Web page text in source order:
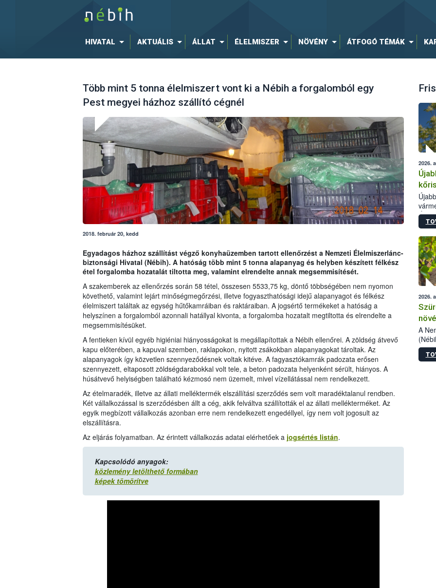
HIVATAL AKTUÁLIS ÁLLAT ÉLELMISZER NÖVÉNY ÁTFOGÓ TÉMÁK
Több mint 5 tonna élelmiszert vont ki a Nébih a forgalomból egy
Pest megyei házhoz szállító cégnél
2018. február 20, kedd
Egyadagos házhoz szállítást végző konyhaüzemben tartott ellenőrzést a Nemzeti Élelmiszerlánc-
biztonsági Hivatal (Nébih). A hatóság több mint 5 tonna alapanyag és helyben készített félkész
étel forgalomba hozatalát tiltotta meg, valamint elrendelte annak megsemmisítését.
A szakemberek az ellenőrzés során 58 tétel, összesen 5533,75 kg, döntő többségében nem nyomon
követhető, valamint lejárt minőségmegőrzési, illetve fogyaszthatósági idejű alapanyagot és félkész
élelmiszert találtak az egység hűtőkamráiban és raktáraiban. A jogsértő termékeket a hatóság a
helyszínen a forgalomból azonnali hatállyal kivonta, a forgalomba hozatalt megtiltotta és elrendelte a
megsemmisítésüket.
A fentieken kívül egyéb higiéniai hiányosságokat is megállapítottak a Nébih ellenőrei. A zöldség átvevő
kapu előterében, a kapuval szemben, raklapokon, nyitott zsákokban alapanyagokat tároltak. Az
alapanyagok így közvetlen szennyeződésnek voltak kitéve. A fagyasztókamrák padozata erősen
szennyezett, eltaposott zöldségdarabokkal volt tele, a beton padozata helyenként sérült, hiányos. A
húsátvevő helyiségben található kézmosó nem üzemelt, mivel vízellátással nem rendelkezett.
Az ételmaradék, illetve az állati melléktermék elszállítási szerződés sem volt maradéktalanul rendben.
Két vállalkozással is szerződésben állt a cég, akik felváltva szállították el az állati mellékterméket. Az
egyik megbízott vállalkozás azonban erre nem rendelkezett engedéllyel, így nem volt jogosult az
elszállításra.
Az eljárás folyamatban. Az érintett vállalkozás adatai elérhetőek a jogsértés listán.
Kapcsolódó anyagok:
közlemény letölthető formában
képek tömörítve
2026.
2026.
A